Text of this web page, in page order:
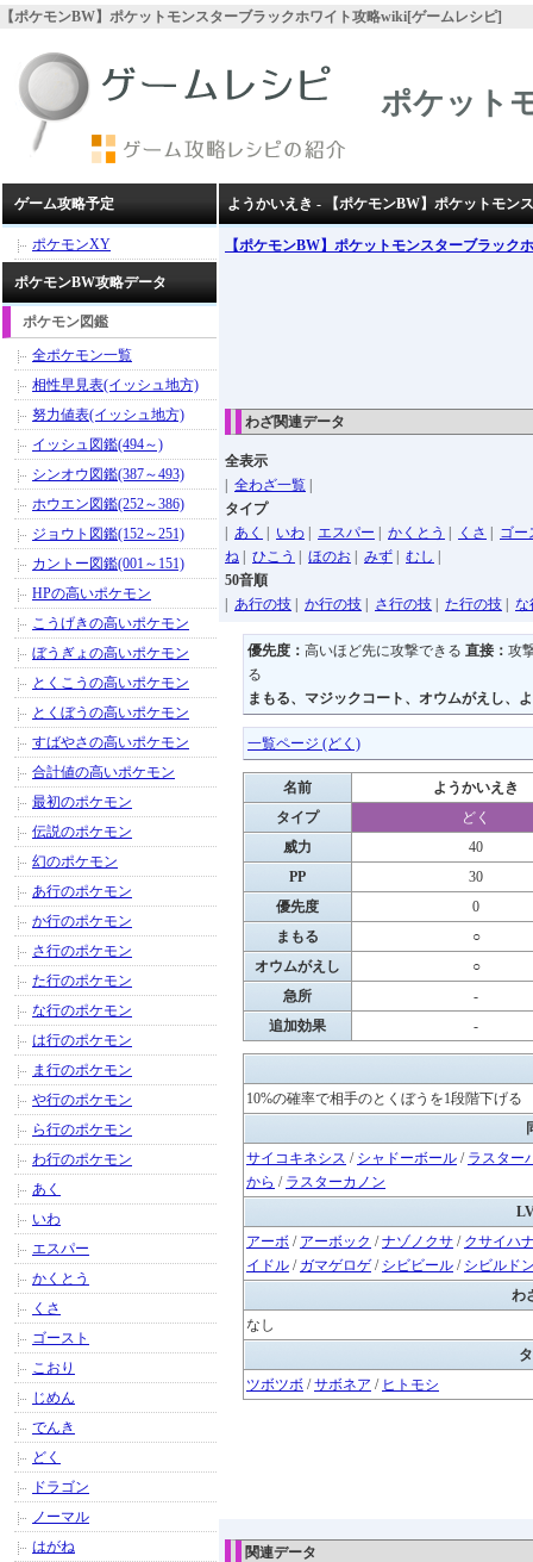
【ポケモンBW】ポケットモンスターブラックホワイト攻略wiki[ゲームレシピ]
ポケット
ようかいえき - 【ポケモンBW】ポケットモン
【ポケモンBW】ポケットモンスターブラック
わざ関連データ
全表示
全わざ一覧
タイプ
あく いわ エスパー かくとう くさ
ゴー
ね
ひこう ほのお みず むし
50音順
あ行の技 か行の技 さ行の技 た行の技 な
優先度： 高いほど先に攻撃できる 直接： 攻
る
まもる、マジックコート、オウムがえし、
一覧ページ (どく)
名前
ようかいえき
タイプ
どく
威力
40
PP
30
優先度
0
まもる
○
オウムがえし
○
急所
-
追加効果
-
10%の確率で相手のとくぼうを1段階下げる
サイコキネシス / シャドーボール / ラスター
から / ラスターカノン
アーボ / アーボック /ナゾノクサ / クサイハ
イドル / ガマゲロゲ/ シビビール / シビルド
わ
なし
ツボツボ /サボネア / ヒトモシ
関連データ
ゲーム攻略予定
ポケモンXY
ポケモンBW攻略データ
ポケモン図鑑
全ポケモン一覧
相性早見表(イッシュ地方)
努力値表(イッシュ地方)
イッシュ図鑑(494～)
シンオウ図鑑(387～493)
ホウエン図鑑(252～386)
ジョウト図鑑(152～251)
カントー図鑑(001～151)
HPの高いポケモン
こうげきの高いポケモン
ぼうぎょの高いポケモン
とくこうの高いポケモン
とくぼうの高いポケモン
すばやさの高いポケモン
合計値の高いポケモン
最初のポケモン
伝説のポケモン
幻のポケモン
あ行のポケモン
か行のポケモン
さ行のポケモン
た行のポケモン
な行のポケモン
は行のポケモン
ま行のポケモン
や行のポケモン
ら行のポケモン
わ行のポケモン
あく
いわ
エスパー
かくとう
くさ
ゴースト
こおり
じめん
でんき
どく
ドラゴン
ノーマル
はがね